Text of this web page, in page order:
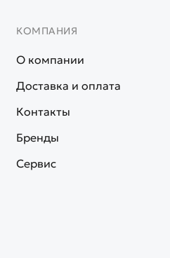
КОМПАНИЯ
О компании
Доставка и оплата
Контакты
Бренды
Сервис